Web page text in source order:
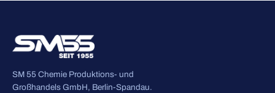
SM 55 Chemie Produktions- und
Großhandels GmbH, Berlin-Spandau.